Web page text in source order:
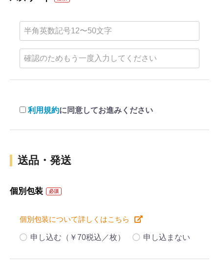
利用規約に同意してお進みください
送品・発送
個別包装 必須
個別包装について詳しくはこちら
申し込む（￥70税込／枚） 申し込まない